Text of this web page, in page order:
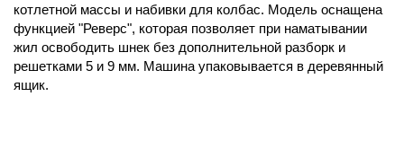
котлетной массы и набивки для колбас. Модель оснащена
функцией "Реверс", которая позволяет при наматывании
жил освободить шнек без дополнительной разборк и
решетками 5 и 9 мм. Машина упаковывается в деревянный
ящик.